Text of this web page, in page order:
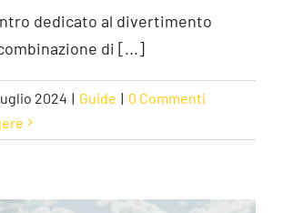
centro di divertimento
dedicato al divertimento
di [...]
2024 | Guide | 0 Commenti